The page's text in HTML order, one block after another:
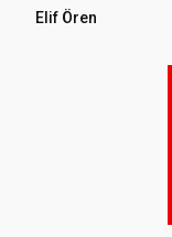
Elif Ören